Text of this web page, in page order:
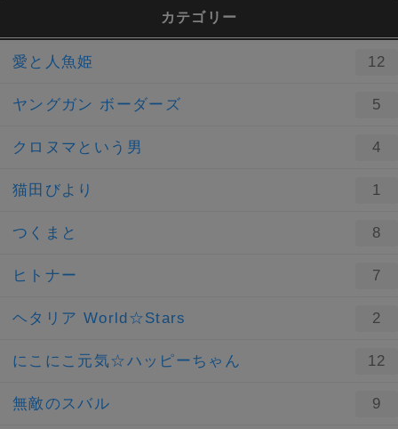
カテゴリー
愛と人魚姫 12
ヤングガン ボーダーズ 5
クロヌマという男 4
猫田びより 1
つくまと 8
ヒトナー 7
ヘタリア World☆Stars 2
にこにこ元気☆ハッピーちゃん 12
無敵のスバル 9